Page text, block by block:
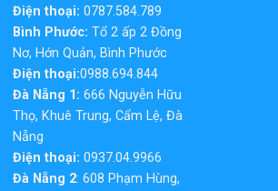
Điện thoại: 0787.584.789
Bình Phước: Tổ 2 ấp 2 Đồng
Nơ, Hớn Quản, Bình Phước
Điện thoại:0988.694.844
Đà Nẵng 1: 666 Nguyễn Hữu
Thọ, Khuê Trung, Cẩm Lệ, Đà
Nẵng
Điện thoại: 0937.04.9966
Đà Nẵng 2: 608 Phạm Hùng,